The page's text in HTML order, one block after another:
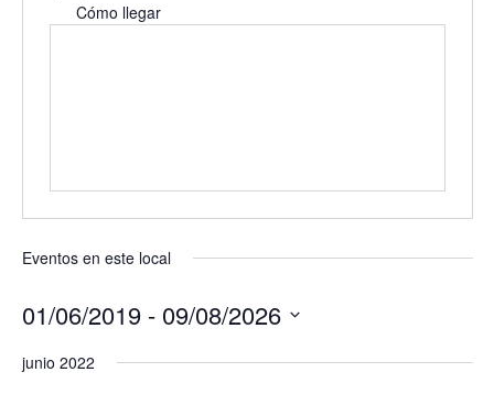
Cómo llegar
Eventos en este local
01/06/2019 - 09/08/2026
fecha.
junio 2022